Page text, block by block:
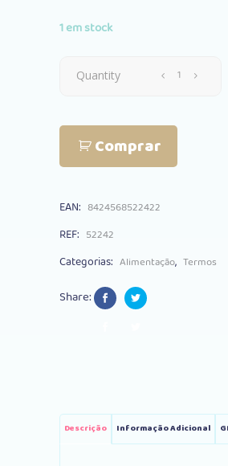
1 em stock
Termo
Saro
Rosa
Quantity
Comprar
EAN: 8424568522422
REF: 52242
Categorias: Alimentação, Termos
Share:
Descrição Informação Adicional